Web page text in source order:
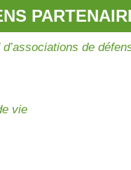
de
vie